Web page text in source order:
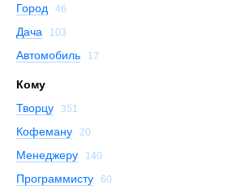
Город 46
Дача 103
Автомобиль 17
Кому
Творцу
351
Кофеману 20
Менеджеру 140
Программисту 60